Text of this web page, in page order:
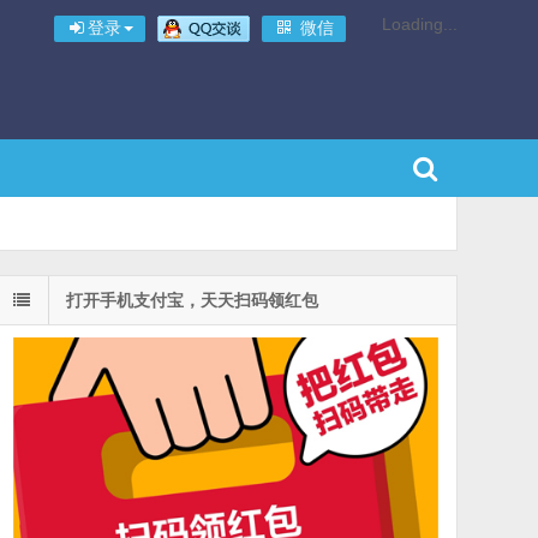
登录 微信 Loading...
打开手机支付宝，天天扫码领红包